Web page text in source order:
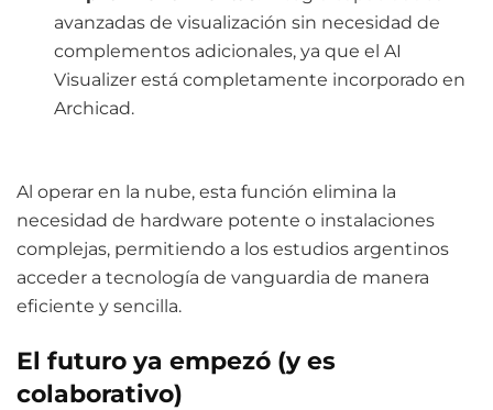
avanzadas de visualización sin necesidad de
complementos adicionales, ya que el AI
Visualizer está completamente incorporado en
Archicad.​
Al operar en la nube, esta función elimina la
necesidad de hardware potente o instalaciones
complejas, permitiendo a los estudios argentinos
acceder a tecnología de vanguardia de manera
eficiente y sencilla.
El futuro ya empezó (y es
colaborativo)